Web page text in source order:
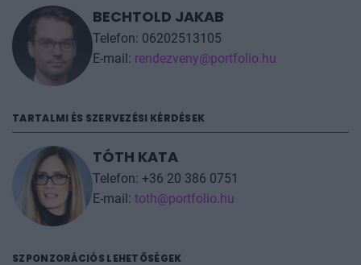
BECHTOLD JAKAB
Telefon: 06202513105
E-mail: rendezveny@portfolio.hu
TARTALMI ÉS SZERVEZÉSI KÉRDÉSEK
TÓTH KATA
Telefon: +36 20 386 0751
E-mail: toth@portfolio.hu
SZPONZORÁCIÓS LEHETŐSÉGEK